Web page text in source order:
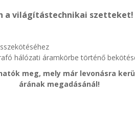
a világítástechnikai szetteket!
hálózati áramkörbe történő
meg, mely már levonásra
árának megadásánál!